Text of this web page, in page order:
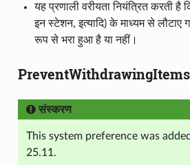
यह प्रणाली वरीयता नियंत्रित करती है
इन स्टेशन, इत्यादि) के माध्यम से लौटाए
रूप से भरा हुआ है या नहीं।
संस्करण
This system preference was
25.11.